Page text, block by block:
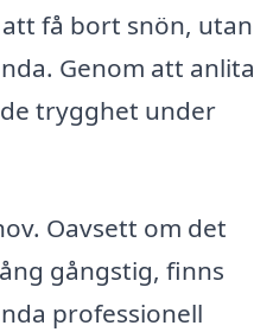
få bort snön, utan
Genom att anlita
trygghet under
Oavsett om det
gångstig, finns
professionell